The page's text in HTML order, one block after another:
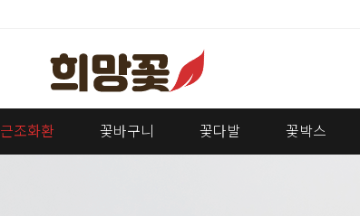
근조화환 꽃바구니 꽃다발 꽃박스